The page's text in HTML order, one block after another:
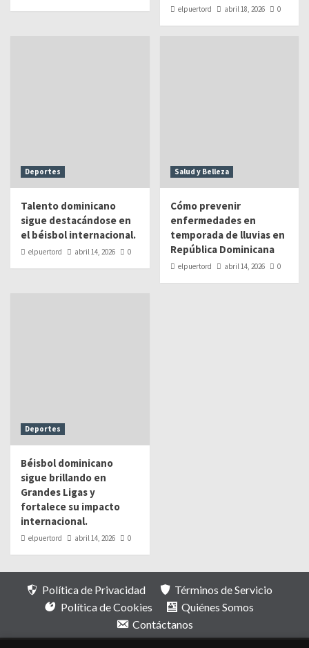
elpuertord abril 18, 2026 0
Deportes
Talento dominicano
sigue destacándose en
el béisbol internacional.
elpuertord abril 14, 2026 0
Salud y Belleza
Cómo prevenir
enfermedades en
temporada de lluvias en
República Dominicana
elpuertord abril 14, 2026 0
Deportes
Béisbol dominicano
sigue brillando en
Grandes Ligas y
fortalece su impacto
internacional.
elpuertord abril 14, 2026 0
Política de Privacidad
Términos de Servicio
Política de Cookies
Quiénes Somos
Contáctanos